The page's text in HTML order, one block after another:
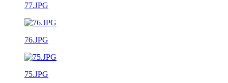
77.JPG
76.JPG
75.JPG